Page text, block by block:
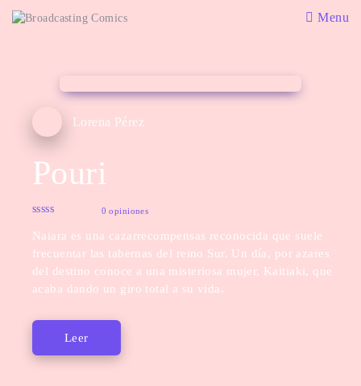
Menu
Lorena Pérez
Pouri
0 opiniones
Naiara es una cazarrecompensas reconocida que suele
frecuentar las tabernas del reino Sur. Un día, por azares
del destino conoce a una misteriosa mujer, Kaitiaki, que
acaba dando un giro total a su vida.
Leer